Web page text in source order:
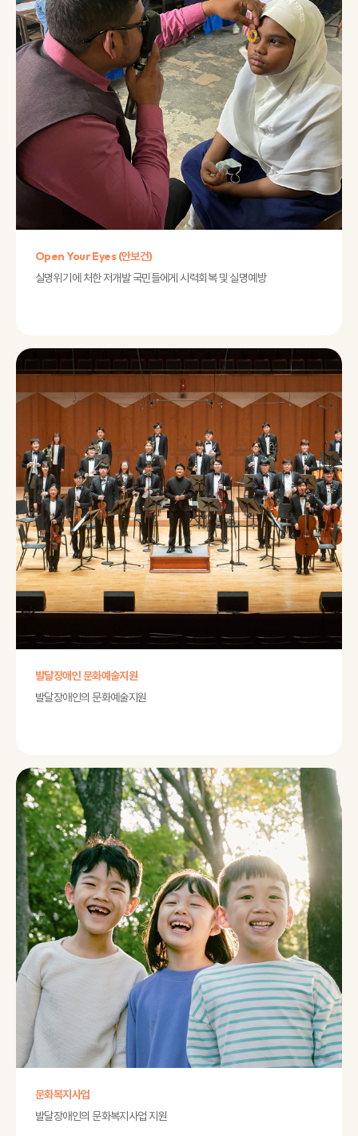
Open Your Eyes (안보건)
실명위기에 처한 저개발 국민들에게 시력회복 및 실명예방
발달장애인 문화예술지원
발달장애인의 문화예술지원
문화복지사업
발달장애인의 문화복지사업 지원